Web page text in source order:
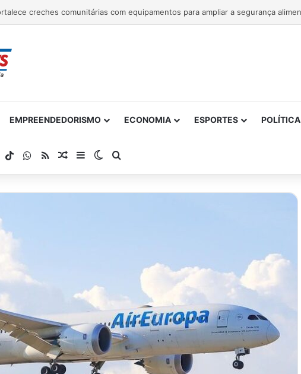
EMPREENDEDORISMO ECONOMIA ESPORTES POLÍTICA
TikTokWhatsApp
RSSArtigo Aleatório
Barra Lateral
Switch skin
Procurar por